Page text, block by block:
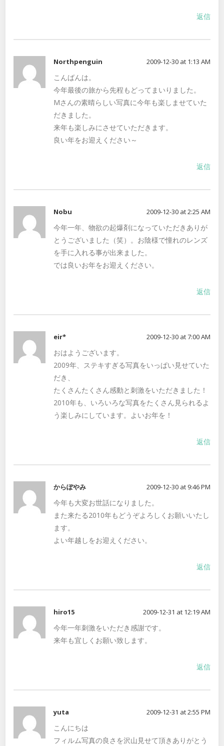
返信
Northpenguin 2009-12-30 at 1:13 AM
こんばんは。
今年最後の旅から先程もどってまいりました。
Mさんの素晴らしい写真に今年も楽しませていた
だきました。
来年も楽しみにさせていただきます。
良い年をお迎えください～
返信
Nobu 2009-12-30 at 2:25 AM
今年一年、物欲の起爆剤になっていただきありが
とうございました（笑）。お陰様で憧れのレンズ
を手に入れる事が出来ました。
では良いお年をお迎えください。
返信
eir* 2009-12-30 at 7:00 AM
おはようございます。
2009年、ステキすぎる写真をいっぱい見せていた
だき、
たくさんたくさん感動と刺激をいただきました！
2010年も、いろいろな写真をたくさん見られるよ
う楽しみにしています。よいお年を！
返信
からぽやみ 2009-12-30 at 9:46 PM
今年も大変お世話になりました。
また来たる2010年もどうぞよろしくお願いいたし
ます。
よい年越しをお迎えください。
返信
hiro15 2009-12-31 at 12:19 AM
今年一年刺激をいただき感謝です。
来年も宜しくお願い致します。
返信
yuta 2009-12-31 at 2:55 PM
こんにちは
フィルム写真の良さを沢山見せて頂きありがとう